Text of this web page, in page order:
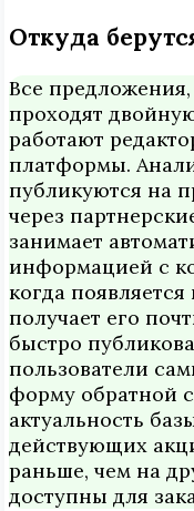
Откуда
Все
проходят
работают
платформы.
публикуются на
через
занимает
информацией с
когда
получает его
быстро
пользователи
форму обратной
актуальность
действующих
раньше, чем на
доступны для